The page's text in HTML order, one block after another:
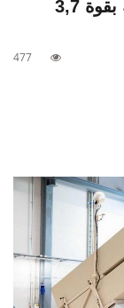
المركز السوري للزلازل: هزة أرضية بقوة 3,7
477